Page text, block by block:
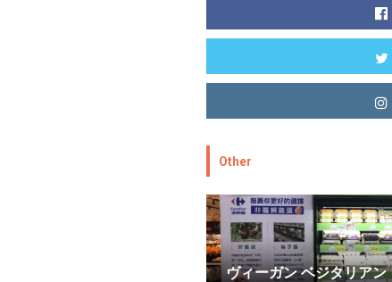
Other
ヴィーガン ベジタリアン